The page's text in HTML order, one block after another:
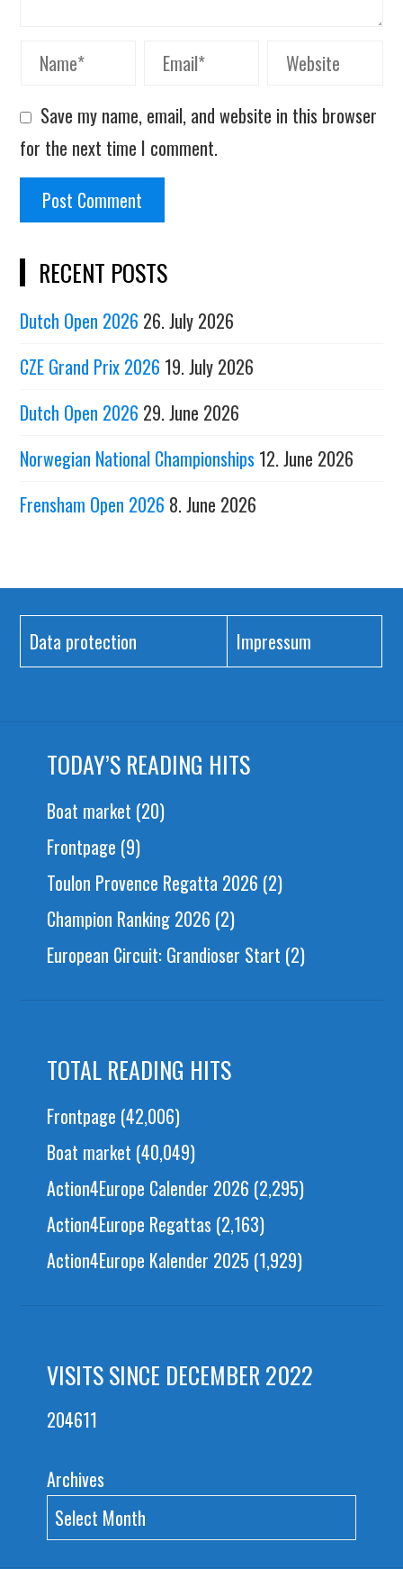
Save my name, email, and website in this browser
for the next time I comment.
RECENT POSTS
Dutch Open 2026 26. July 2026
CZE Grand Prix 2026 19. July 2026
Dutch Open 2026 29. June 2026
Norwegian National Championships 12. June 2026
Frensham Open 2026 8. June 2026
Data protection Impressum
TODAY’S READING HITS
Boat market (20)
Frontpage (9)
Toulon Provence Regatta 2026 (2)
Champion Ranking 2026 (2)
European Circuit: Grandioser Start (2)
TOTAL READING HITS
Frontpage (42,006)
Boat market (40,049)
Action4Europe Calender 2026 (2,295)
Action4Europe Regattas (2,163)
Action4Europe Kalender 2025 (1,929)
VISITS SINCE DECEMBER 2022
204611
Archives